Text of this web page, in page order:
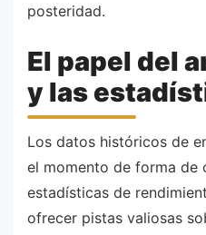
posteridad.
El papel del
y las
Los datos históricos de
el momento de forma de
estadísticas de
ofrecer pistas valiosas